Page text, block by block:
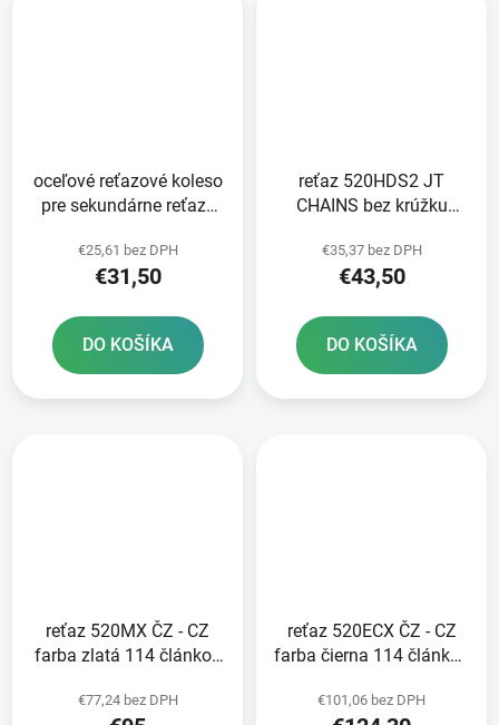
oceľové reťazové koleso
pre sekundárne reťaze
zubov
€25,61 bez DPH
€31,50
DO KOŠÍKA
reťaz 520HDS2 JT
CHAINS bez krúžku
vrátane rozpojovacej
spojky
€35,37 bez DPH
€43,50
DO KOŠÍKA
reťaz 520MX ČZ - CZ
farba zlatá 114 článkov
spojky CLIP
€77,24 bez DPH
reťaz 520ECX ČZ - CZ
farba čierna 114 článkov
spojky CLIP
€101,06 bez DPH